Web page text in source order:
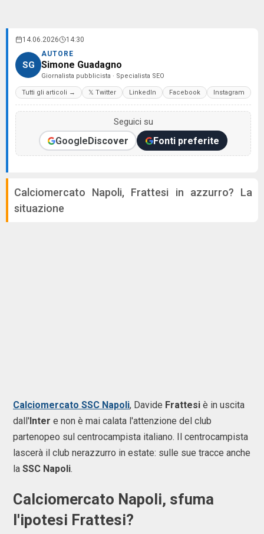
14.06.2026 14:30
SG
AUTORE
Simone Guadagno
Giornalista pubblicista · Specialista SEO
Tutti gli articoli → 𝕏 Twitter LinkedIn Facebook Instagram
Seguici su
GoogleDiscover Fonti preferite
Calciomercato Napoli, Frattesi in azzurro? La
situazione
Calciomercato SSC Napoli, Davide Frattesi è in uscita
dall'Inter e non è mai calata l'attenzione del club
partenopeo sul centrocampista italiano. Il centrocampista
lascerà il club nerazzurro in estate: sulle sue tracce anche
la SSC Napoli.
Calciomercato Napoli, sfuma
l'ipotesi Frattesi?